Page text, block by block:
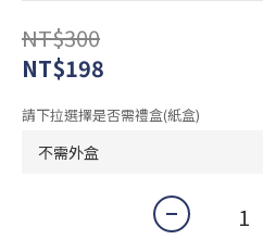
NT$300
NT$198
請下拉選擇是否需禮盒(紙盒)